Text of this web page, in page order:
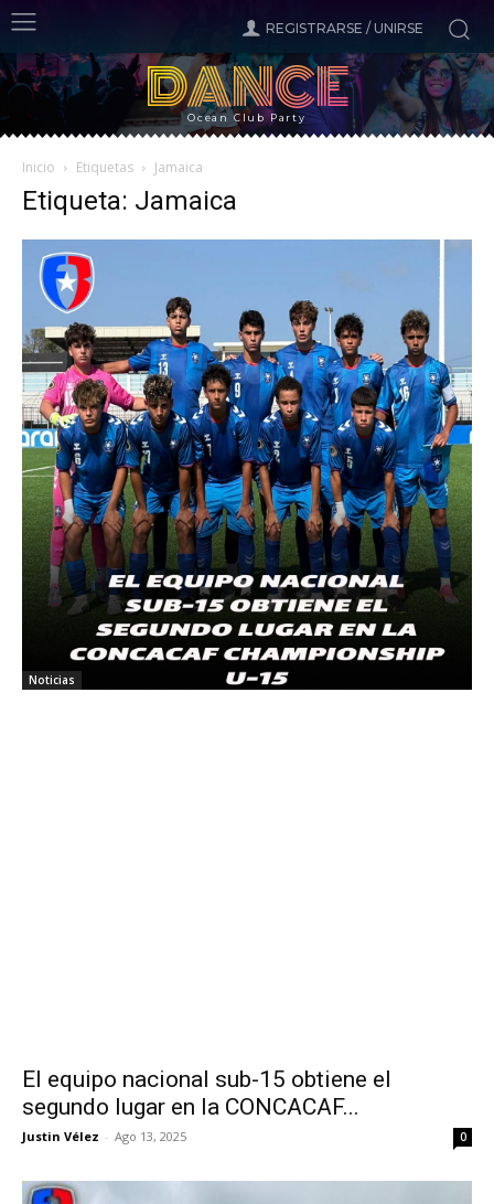
REGISTRARSE / UNIRSE
DANCE
Ocean Club Party
Inicio Etiquetas Jamaica
Etiqueta: Jamaica
Noticias
El equipo nacional sub-15 obtiene el
segundo lugar en la CONCACAF...
Justin Vélez - Ago 13, 2025 0